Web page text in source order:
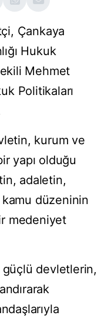
Çankaya
Hukuk
Mehmet
Politikaları
kurum ve
yapı olduğu
adaletin,
düzeninin
medeniyet
devletlerin,